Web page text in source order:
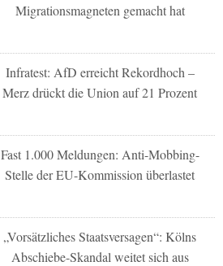
Migrationsmagneten gemacht hat
Infratest: AfD erreicht Rekordhoch –
Merz drückt die Union auf 21 Prozent
Fast 1.000 Meldungen: Anti-Mobbing-
Stelle der EU-Kommission überlastet
„Vorsätzliches Staatsversagen“: Kölns
Abschiebe-Skandal weitet sich aus